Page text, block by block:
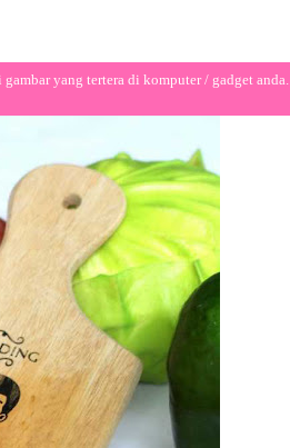
yang tertera di komputer / gadget anda.